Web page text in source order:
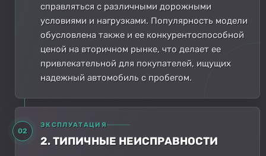
справляться с различными дорожными
условиями и нагрузками. Популярность модели
обусловлена также и ее конкурентоспособной
ценой на вторичном рынке, что делает ее
привлекательной для покупателей, ищущих
надежный автомобиль с пробегом.
02
ЭКСПЛУАТАЦИЯ
2. ТИПИЧНЫЕ НЕИСПРАВНОСТИ